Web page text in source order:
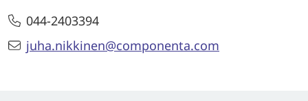
044-2403394
juha.nikkinen@componenta.com